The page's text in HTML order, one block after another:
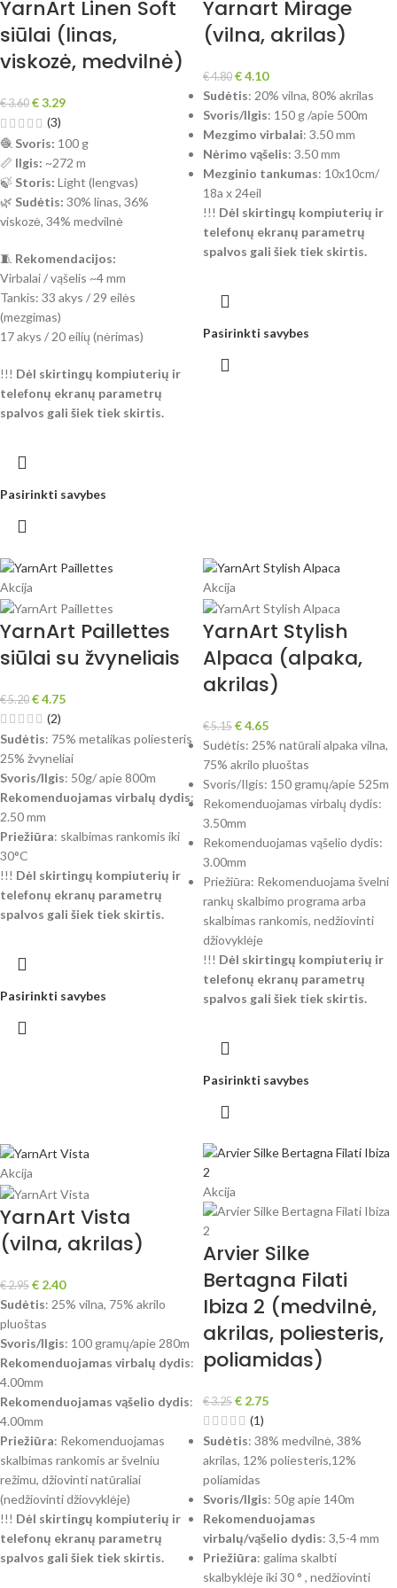
YarnArt Linen Soft
siūlai (linas,
viskozė, medvilnė)
€3.60 €3.29
(3)
🧶 Svoris: 100 g
📏 Ilgis: ~272 m
🍃 Storis: Light (lengvas)
🌿 Sudėtis: 30% linas, 36%
viskozė, 34% medvilnė
🧵 Rekomendacijos:
Virbalai / vąšelis ~4 mm
Tankis: 33 akys / 29 eilės
(mezgimas)
17 akys / 20 eilių (nėrimas)
!!! Dėl skirtingų kompiuterių ir
telefonų ekranų parametrų
spalvos gali šiek tiek skirtis.
Pasirinkti savybes
Yarnart Mirage
(vilna, akrilas)
€4.80 €4.10
Sudėtis: 20% vilna, 80% akrilas
Svoris/Ilgis: 150 g /apie 500m
Mezgimo virbalai: 3.50 mm
Nėrimo vąšelis: 3.50 mm
Mezginio tankumas: 10x10cm/
18a x 24eil
!!! Dėl skirtingų kompiuterių ir
telefonų ekranų parametrų
spalvos gali šiek tiek skirtis.
Pasirinkti savybes
Akcija
YarnArt Paillettes
siūlai su žvyneliais
€5.20 €4.75
(2)
Sudėtis: 75% metalikas poliesteris
25% žvyneliai
Svoris/Ilgis: 50g/ apie 800m
Rekomenduojamas virbalų dydis:
2.50 mm
Priežiūra: skalbimas rankomis iki
30°C
!!! Dėl skirtingų kompiuterių ir
telefonų ekranų parametrų
spalvos gali šiek tiek skirtis.
Pasirinkti savybes
Akcija
YarnArt Stylish
Alpaca (alpaka,
akrilas)
€5.15 €4.65
Sudėtis: 25% natūrali alpaka vilna,
75% akrilo pluoštas
Svoris/Ilgis: 150 gramų/apie 525m
Rekomenduojamas virbalų dydis:
3.50mm
Rekomenduojamas vąšelio dydis:
3.00mm
Priežiūra: Rekomenduojama švelni
rankų skalbimo programa arba
skalbimas rankomis, nedžiovinti
džiovyklėje
!!! Dėl skirtingų kompiuterių ir
telefonų ekranų parametrų
spalvos gali šiek tiek skirtis.
Pasirinkti savybes
Akcija
YarnArt Vista
(vilna, akrilas)
€2.95 € 2.40
Sudėtis: 25% vilna, 75% akrilo
pluoštas
Svoris/Ilgis: 100 gramų/apie 280m
Rekomenduojamas virbalų dydis:
4.00mm
Rekomenduojamas vąšelio dydis:
4.00mm
Priežiūra: Rekomenduojamas
skalbimas rankomis ar švelniu
režimu, džiovinti natūraliai
(nedžiovinti džiovyklėje)
!!! Dėl skirtingų kompiuterių ir
telefonų ekranų parametrų
spalvos gali šiek tiek skirtis.
Akcija
Arvier Silke
Bertagna Filati
Ibiza 2 (medvilnė,
akrilas, poliesteris,
poliamidas)
€3.25 € 2.75
(1)
Sudėtis: 38% medvilnė, 38%
akrilas, 12% poliesteris,12%
poliamidas
Svoris/Ilgis: 50g apie 140m
Rekomenduojamas
virbalų/vąšelio dydis: 3,5-4 mm
Priežiūra: galima skalbti
skalbyklėje iki 30 ° , nedžiovinti